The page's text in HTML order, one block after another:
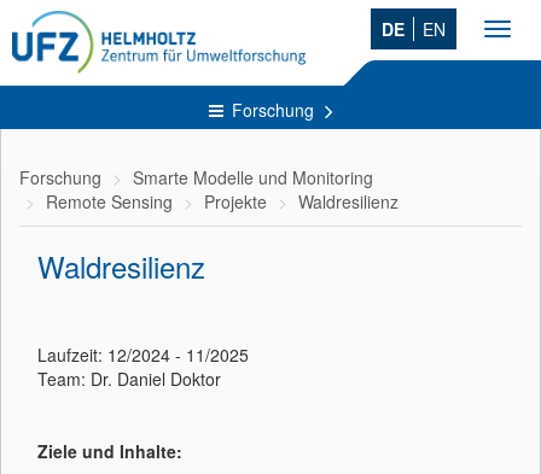
DE EN
Forschung
Forschung
Smarte Modelle und Monitoring
Remote Sensing
Projekte Waldresilienz
Waldresilienz
Laufzeit: 12/2024 - 11/2025
Team: Dr. Daniel Doktor
Ziele und Inhalte: